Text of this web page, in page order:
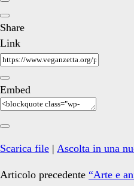
Share
Link
Embed
Scarica file | Ascolta in una
Articolo precedente “Arte e